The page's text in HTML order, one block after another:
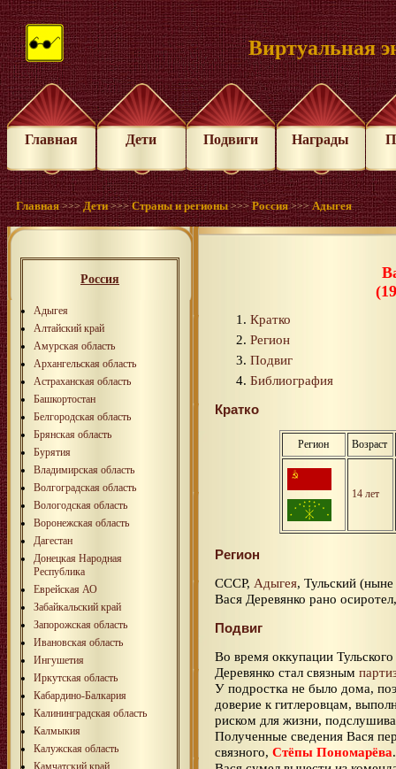
Виртуальная
Главная Дети Подвиги Награды
Главная >>>Дети >>>Страны и регионы >>>Россия >>>Адыгея
Россия
Адыгея
Алтайский край
Амурская область
Архангельская область
Астраханская область
Башкортостан
Белгородская область
Брянская область
Бурятия
Владимирская область
Волгоградская область
Вологодская область
Воронежская область
Дагестан
Донецкая Народная
Республика
Еврейская АО
Забайкальский край
Запорожская область
Ивановская область
Ингушетия
Иркутская область
Кабардино-Балкария
Калининградская область
Калмыкия
Калужская область
Камчатский край
Кратко
Регион
Подвиг
Библиография
Кратко
Регион Возраст
14 лет
Регион
СССР, Адыгея, Тульский
Вася Деревянко рано
Подвиг
Во время оккупации
Деревянко стал связным
У подростка не было дома,
доверие к гитлеровцам,
риском для жизни,
Полученные сведения Вася
связного, Стёпы Пономарёва.